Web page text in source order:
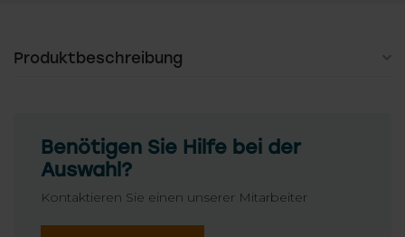
Produktbeschreibung
Benötigen Sie Hilfe bei der
Auswahl?
Kontaktieren Sie einen unserer Mitarbeiter